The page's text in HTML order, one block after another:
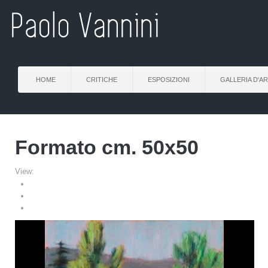
HOME CRITICHE ESPOSIZIONI GALLERIA
Formato cm. 50x50
View: